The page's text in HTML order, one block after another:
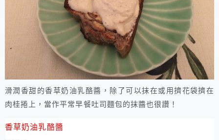
滑潤香甜的香草奶油乳酪醬，除了可以抹在或用擠花袋擠在
肉桂捲上，當作平常早餐吐司麵包的抹醬也很讚 ！
香草奶油乳酪醬